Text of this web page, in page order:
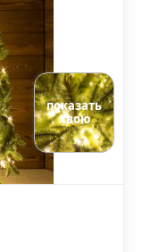
показать
хвою